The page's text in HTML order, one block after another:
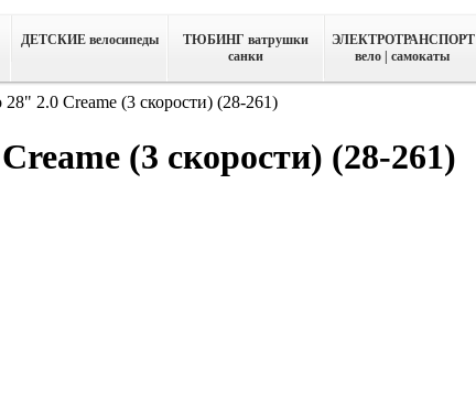
ДЕТСКИЕ велосипеды
ТЮБИНГ ватрушки
санки
ЭЛЕКТРОТРАНСПОРТ
вело | самокаты
2.0 Creame (3 скорости) (28-261)
(3 скорости) (28-261)